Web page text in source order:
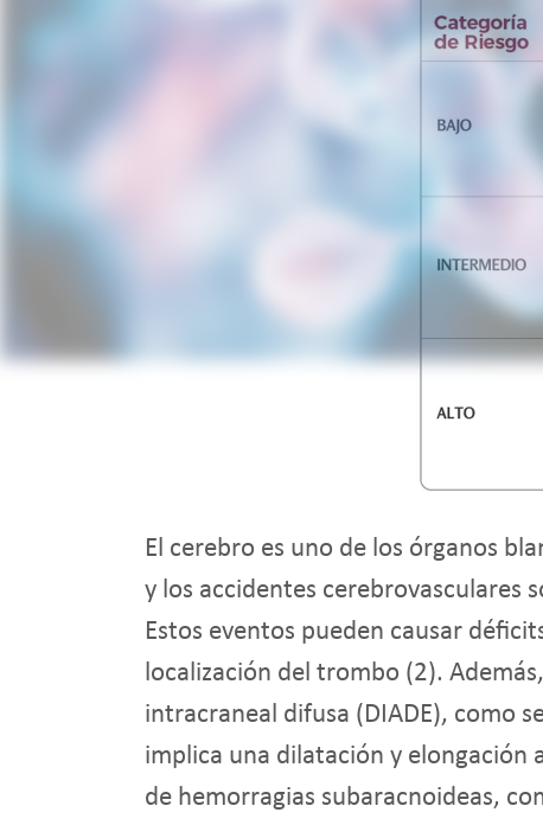
El cerebro es uno de los órganos
y los accidentes cerebrovasculares
Estos eventos pueden causar
localización del trombo (2).
intracraneal difusa (DIADE), como
implica una dilatación y elongación
de hemorragias subaracnoideas,